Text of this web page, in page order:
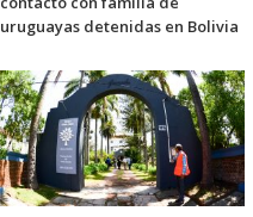
uruguayas detenidas en Bolivia